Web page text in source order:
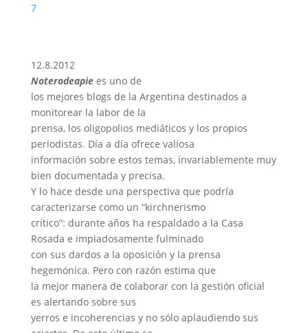
7
12.8.2012
Noterodeapiees uno de
los mejores blogs de la Argentina destinados a
monitorear la labor de la
prensa, los oligopolios mediáticos y los propios
periodistas. Día a día ofrece valiosa
información sobre estos temas, invariablemente muy
bien documentada y precisa.
Y lo hace desde una perspectiva que podría
caracterizarse como un “kirchnerismo
crítico”: durante años ha respaldado a la Casa
Rosada e impiadosamente fulminado
con sus dardos a la oposición y la prensa
hegemónica. Pero con razón estima que
la mejor manera de colaborar con la gestión oficial
es alertando sobre sus
yerros e incoherencias y no sólo aplaudiendo sus